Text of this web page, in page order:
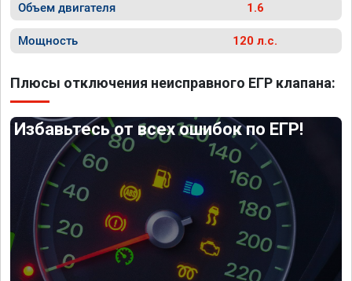
Объем двигателя 1.6
Мощность 120 л.с.
Плюсы отключения неисправного ЕГР клапана:
Избавьтесь от всех ошибок по ЕГР!